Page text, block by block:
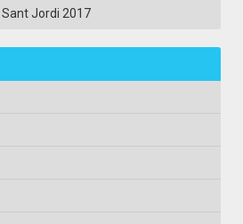
Sant Jordi 2017